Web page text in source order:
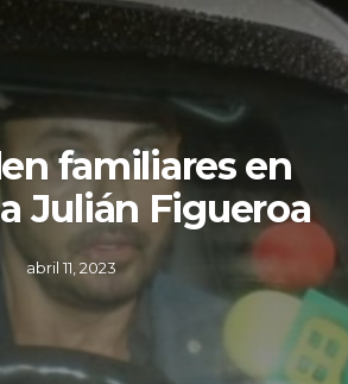
familiares en
Julián Figueroa
abril 11, 2023